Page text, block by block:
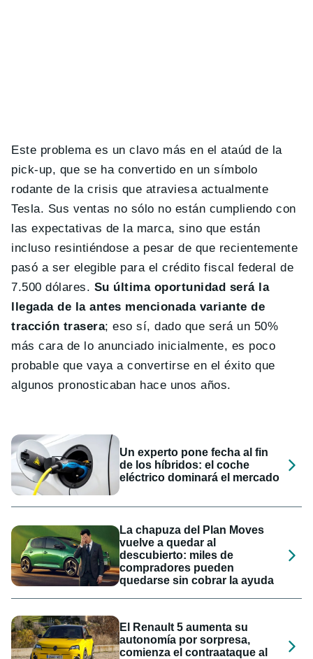
Este problema es un clavo más en el ataúd de la
pick-up, que se ha convertido en un símbolo
rodante de la crisis que atraviesa actualmente
Tesla. Sus ventas no sólo no están cumpliendo con
las expectativas de la marca, sino que están
incluso resintiéndose a pesar de que recientemente
pasó a ser elegible para el crédito fiscal federal de
7.500 dólares. Su última oportunidad será la
llegada de la antes mencionada variante de
tracción trasera; eso sí, dado que será un 50%
más cara de lo anunciado inicialmente, es poco
probable que vaya a convertirse en el éxito que
algunos pronosticaban hace unos años.
Un experto pone fecha al fin
de los híbridos: el coche
eléctrico dominará el mercado
La chapuza del Plan Moves
vuelve a quedar al
descubierto: miles de
compradores pueden
quedarse sin cobrar la ayuda
El Renault 5 aumenta su
autonomía por sorpresa,
comienza el contraataque al